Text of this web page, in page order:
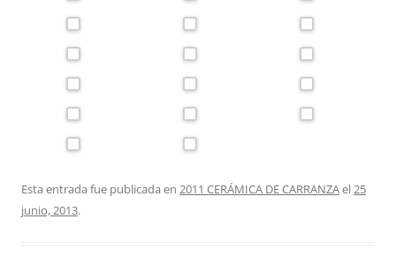
Esta entrada fue publicada en 2011 CERÁMICA DE CARRANZAel25
junio, 2013.